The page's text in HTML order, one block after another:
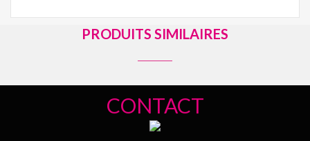
PRODUITS SIMILAIRES
CONTACT